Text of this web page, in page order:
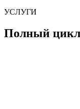
УСЛУГИ
Полный цикл